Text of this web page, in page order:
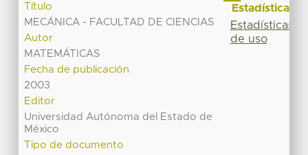
Título
MECÁNICA - FACULTAD DE CIENCIAS
Autor
MATEMÁTICAS
Fecha de publicación
2003
Editor
Universidad Autónoma del Estado de
México
Tipo de documento
Estadísticas
Estadísticas
de uso